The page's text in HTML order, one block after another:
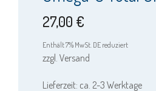
27,00 €
Enthält 7% MwSt. DE reduziert
zzgl. Versand
Lieferzeit: ca. 2-3 Werktage
werden